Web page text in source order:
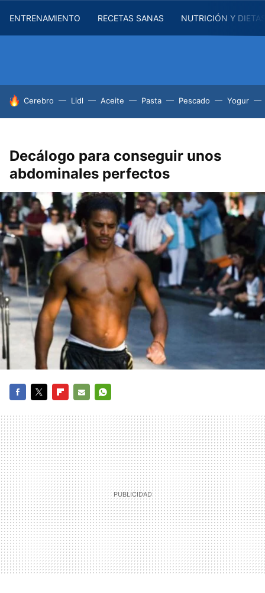
ENTRENAMIENTO RECETAS SANAS NUTRICIÓN Y
HOY SE HABLA DE
Cerebro Lidl Aceite Pasta Pescado Yogur
Decálogo para conseguir unos
abdominales perfectos
MAIL